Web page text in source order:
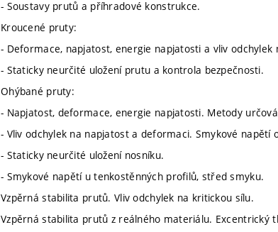
- Soustavy prutů a příhradové konstrukce.
Kroucené pruty:
- Deformace, napjatost, energie napjatosti a vliv
- Staticky neurčité uložení prutu a kontrola bezpečnosti.
Ohýbané pruty:
- Napjatost, deformace, energie napjatosti. Metody
- Vliv odchylek na napjatost a deformaci. Smykové napětí
- Staticky neurčité uložení nosníku.
- Smykové napětí u tenkostěnných profilů, střed smyku.
Vzpěrná stabilita prutů. Vliv odchylek na kritickou sílu.
Vzpěrná stabilita prutů z reálného materiálu. Excentrický